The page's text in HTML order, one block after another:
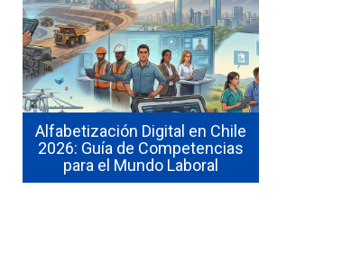
Alfabetización Digital en Chile
2026: Guía de Competencias
para el Mundo Laboral